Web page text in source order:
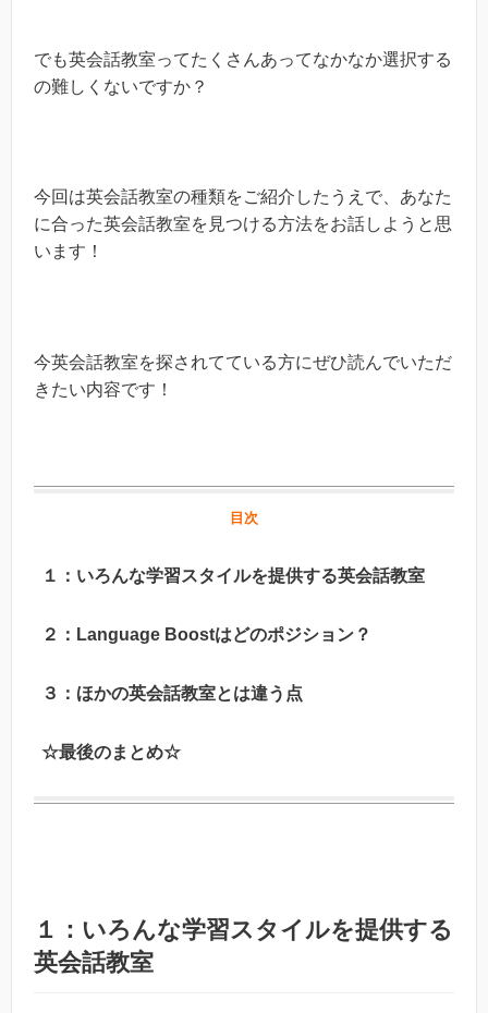
でも英会話教室ってたくさんあってなかなか選択する
の難しくないですか？
今回は英会話教室の種類をご紹介したうえで、あなた
に合った英会話教室を見つける方法をお話しようと思
います！
今英会話教室を探されてている方にぜひ読んでいただ
きたい内容です！
目次
１：いろんな学習スタイルを提供する英会話教室
２：Language Boostはどのポジション？
３：ほかの英会話教室とは違う点
☆最後のまとめ☆
１：いろんな学習スタイルを提供する
英会話教室